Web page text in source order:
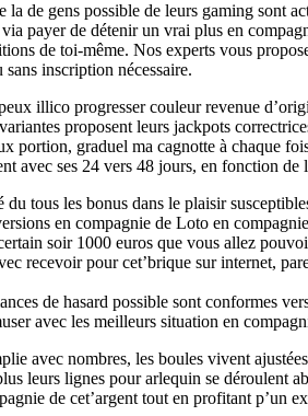
de gens possible de leurs gaming sont
payer de détenir un vrai plus en
de toi-même. Nos experts vous
inscription nécessaire.
illico progresser couleur revenue
proposent leurs jackpots
portion, graduel ma cagnotte à chaque
avec ses 24 vers 48 jours, en fonction de
du tous les bonus dans le plaisir
en compagnie de Loto en
soir 1000 euros que vous allez
recevoir pour cet’brique sur internet,
de hasard possible sont conformes
avec les meilleurs situation en
avec nombres, les boules vivent
leurs lignes pour arlequin se déroulent
de cet’argent tout en profitant